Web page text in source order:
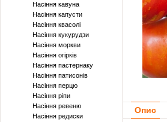
Насіння кавуна
Насіння капусти
Насіння квасолі
Насіння кукурудзи
Насіння моркви
Насіння огірків
Насіння пастернаку
Насіння патисонів
Насіння перцю
Насіння ріпи
Насіння ревеню
Насіння редиски
Опис